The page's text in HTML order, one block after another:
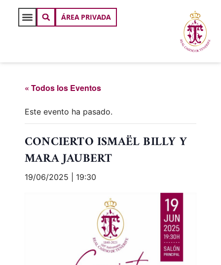
ÁREA PRIVADA
« Todos los Eventos
Este evento ha pasado.
CONCIERTO ISMAËL BILLY Y
MARA JAUBERT
19/06/2025 | 19:30